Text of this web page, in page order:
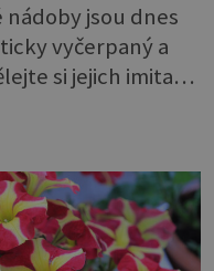
jsou dnes
vyčerpaný a
si jejich imitaci,
od originálu.
vyrobenými
Můžete si ho
říká hypertufa. A
bude mít tvar,
os